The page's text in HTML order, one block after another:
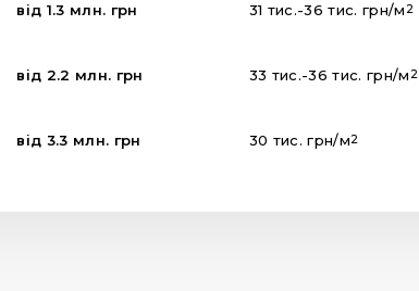
від 1.3 млн. грн 31 тис.-36тис.грн/м2
від 2.2 млн. грн 33 тис.-36тис.грн/м2
від 3.3 млн. грн 30 тис.грн/м2